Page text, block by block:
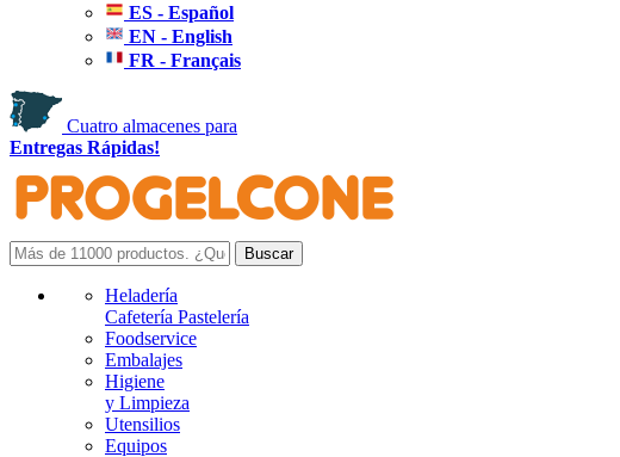
ES - Español
EN - English
FR - Français
Cuatro almacenes para
Entregas Rápidas!
Heladería
Cafetería Pastelería
Foodservice
Embalajes
Higiene
y Limpieza
Utensilios
Equipos